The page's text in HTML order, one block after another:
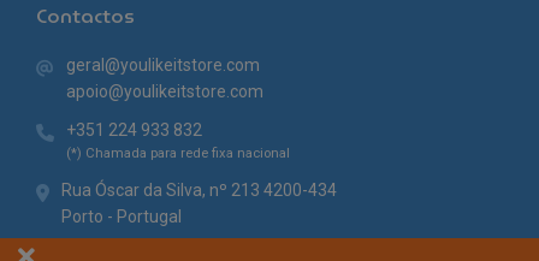
Contactos
geral@youlikeitstore.com
apoio@youlikeitstore.com
+351 224 933 832
(*) Chamada para rede fixa nacional
Rua Óscar da Silva, nº 213 4200-434
Porto - Portugal